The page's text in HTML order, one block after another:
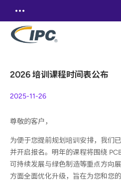
2026 培训课程时间表公布
2025-11-26
尊敬的客户，
为便于您提前规划培训安排，我们
并开启报名。明年的课程将围绕
可持续发展与绿色制造等重点方向
方面全面优化升级，旨在为您和您